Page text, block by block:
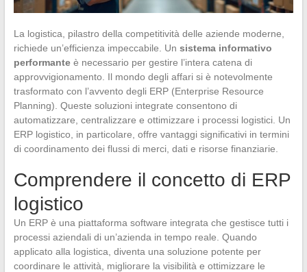
La logistica, pilastro della competitività delle aziende moderne,
richiede un’efficienza impeccabile. Un sistema informativo
performanteè necessario per gestire l’intera catena di
approvvigionamento. Il mondo degli affari si è notevolmente
trasformato con l’avvento degli ERP (Enterprise Resource
Planning). Queste soluzioni integrate consentono di
automatizzare, centralizzare e ottimizzare i processi logistici. Un
ERP logistico, in particolare, offre vantaggi significativi in termini
di coordinamento dei flussi di merci, dati e risorse finanziarie.
Comprendere il concetto di ERP
logistico
Un ERP è una piattaforma software integrata che gestisce tutti i
processi aziendali di un’azienda in tempo reale. Quando
applicato alla logistica, diventa una soluzione potente per
coordinare le attività, migliorare la visibilità e ottimizzare le